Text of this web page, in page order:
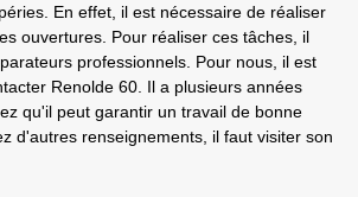
En effet, il est nécessaire de réaliser
ouvertures. Pour réaliser ces tâches, il
professionnels. Pour nous, il est
Renolde 60. Il a plusieurs années
qu'il peut garantir un travail de bonne
d'autres renseignements, il faut visiter son